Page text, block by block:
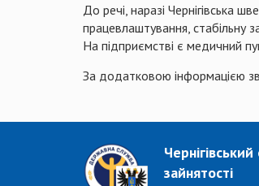
До речі, наразі Чернігівська
працевлаштування, стабільну
На підприємстві є медичний
За додатковою інформацією
зайнятості